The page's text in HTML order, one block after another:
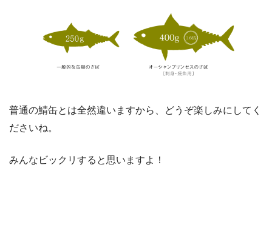
普通の鯖缶とは全然違いますから、どうぞ楽しみにしてく
ださいね。
みんなビックリすると思いますよ！